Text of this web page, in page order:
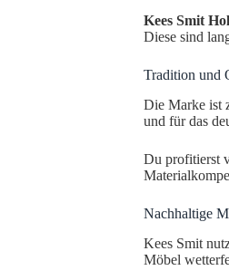
Kees Smit
Diese sind
Tradition und
Die Marke ist
und für das
Du profitierst
Nachhaltige
Kees Smit
Möbel